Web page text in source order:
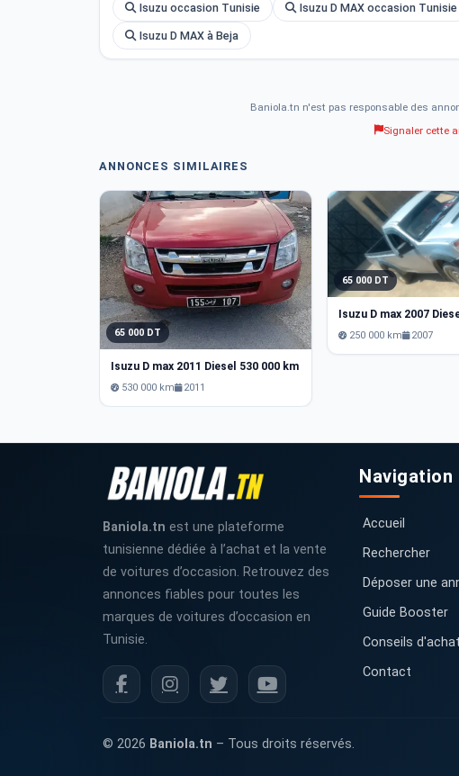
Isuzu occasion Tunisie Isuzu D MAX occasion Tunisie
Isuzu D MAX à Beja
Baniola.tn n'est pas responsable des
Signaler cette
ANNONCES SIMILAIRES
65 000 DT
Isuzu D max 2011 Diesel 530 000 km
530 000 km 2011
65 000 DT
Isuzu D max 2007
250 000 km 2007
Baniola.tn est une plateforme
tunisienne dédiée à l’achat et la vente
de voitures d’occasion. Retrouvez des
annonces fiables pour toutes les
marques de voitures d’occasion en
Tunisie.
Navigation
Accueil
Rechercher
Déposer une
Guide Booster
Conseils d'achat
Contact
© 2026 Baniola.tn – Tous droits réservés.